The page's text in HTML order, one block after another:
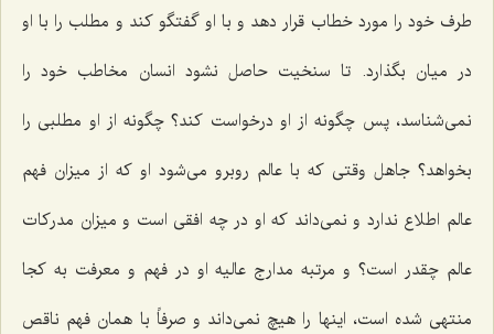
طرف خود را مورد خطاب قرار دهد و با او گفتگو کند و مطلب را با او
در میان بگذارد. تا سنخیت حاصل نشود انسان مخاطب خود را
نمی‌شناسد، پس چگونه از او درخواست کند؟ چگونه از او مطلبی را
بخواهد؟ جاهل وقتی که با عالم روبرو می‌شود او که از میزان فهم
عالم اطلاع ندارد و نمی‌داند که او در چه افقی است و میزان مدرکات
عالم چقدر است؟ و مرتبه مدارج عالیه او در فهم و معرفت به کجا
منتهی شده است، اینها را هیچ نمی‌داند و صرفاً با همان فهم ناقص